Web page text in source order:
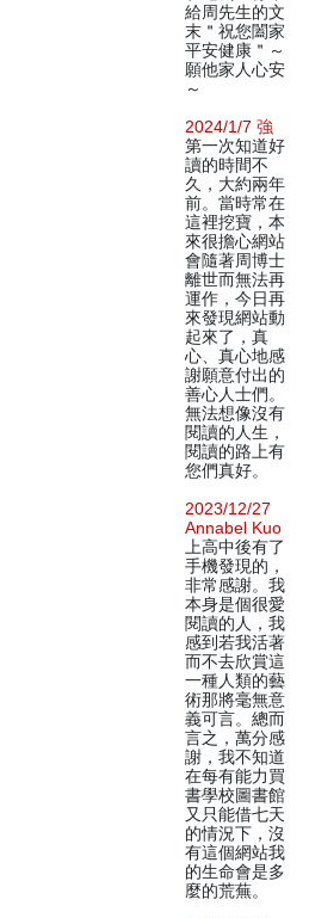
給周先生的文
末＂祝您闔家
平安健康＂～
願他家人心安
～
2024/1/7 強
第一次知道好
讀的時間不
久，大約兩年
前。當時常在
這裡挖寶，本
來很擔心網站
會隨著周博士
離世而無法再
運作，今日再
來發現網站動
起來了，真
心、真心地感
謝願意付出的
善心人士們。
無法想像沒有
閱讀的人生，
閱讀的路上有
您們真好。
2023/12/27
Annabel Kuo
上高中後有了
手機發現的，
非常感謝。我
本身是個很愛
閱讀的人，我
感到若我活著
而不去欣賞這
一種人類的藝
術那將毫無意
義可言。總而
言之，萬分感
謝，我不知道
在每有能力買
書學校圖書館
又只能借七天
的情況下，沒
有這個網站我
的生命會是多
麼的荒蕪。